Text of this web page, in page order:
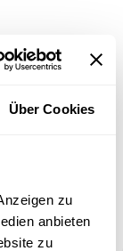
Über Cookies
zu
anbieten
zu